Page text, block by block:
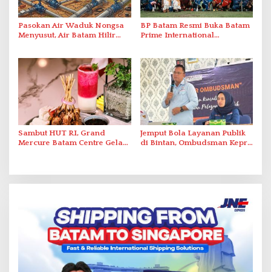
Pasokan Air Waduk Nongsa
Menyusut, Air Batam Hilir
BP Batam Resmi Buka Batam
Prime International
Abdul Jamal
Sambut HUT RI, Grand
Mercure Batam Centre Gelar
Jemput Bola Layanan Publik
di Bintan, Ombudsman Kepri